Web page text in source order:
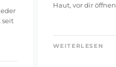
seit
Haut, vor dir öffnen
WEITERLESEN